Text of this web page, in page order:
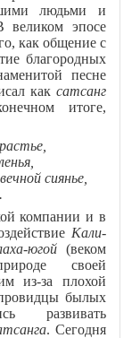
людьми и
великом эпосе
как общение с
благородных
песне
как сатсанг
итоге,
сиянье,
компании и в
Кали-
югой(веком
своей
из-за плохой
былых
развивать
. Сегодня